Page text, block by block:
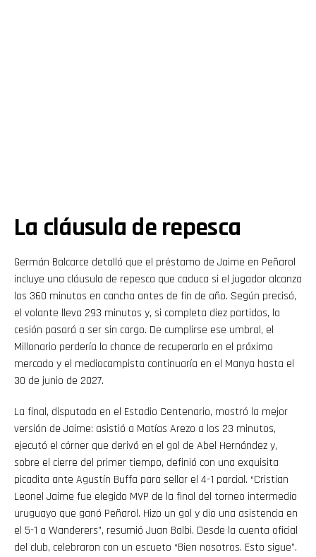
La cláusula de repesca
Germán Balcarce detalló que el préstamo de Jaime en Peñarol
incluye una cláusula de repesca que caduca si el jugador alcanza
los 360 minutos en cancha antes de fin de año. Según precisó,
el volante lleva 293 minutos y, si completa diez partidos, la
cesión pasará a ser sin cargo. De cumplirse ese umbral, el
Millonario perdería la chance de recuperarlo en el próximo
mercado y el mediocampista continuaría en el Manya hasta el
30 de junio de 2027.
La final, disputada en el Estadio Centenario, mostró la mejor
versión de Jaime: asistió a Matías Arezo a los 23 minutos,
ejecutó el córner que derivó en el gol de Abel Hernández y,
sobre el cierre del primer tiempo, definió con una exquisita
picadita ante Agustín Buffa para sellar el 4-1 parcial. “Cristian
Leonel Jaime fue elegido MVP de la final del torneo intermedio
uruguayo que ganó Peñarol. Hizo un gol y dio una asistencia en
el 5-1 a Wanderers”, resumió Juan Balbi. Desde la cuenta oficial
del club, celebraron con un escueto “Bien nosotros. Esto sigue”.